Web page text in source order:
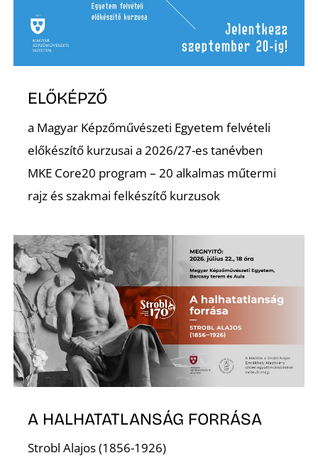
ELŐKÉPZŐ
a Magyar Képzőművészeti Egyetem felvételi
előkészítő kurzusai a 2026/27-es tanévben
MKE Core20 program – 20 alkalmas műtermi
rajz és szakmai felkészítő kurzusok
A HALHATATLANSÁG FORRÁSA
Strobl Alajos (1856-1926)